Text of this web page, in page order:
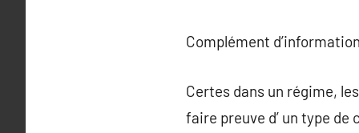
Complément
Certes dans un régime,
faire preuve d’ un type